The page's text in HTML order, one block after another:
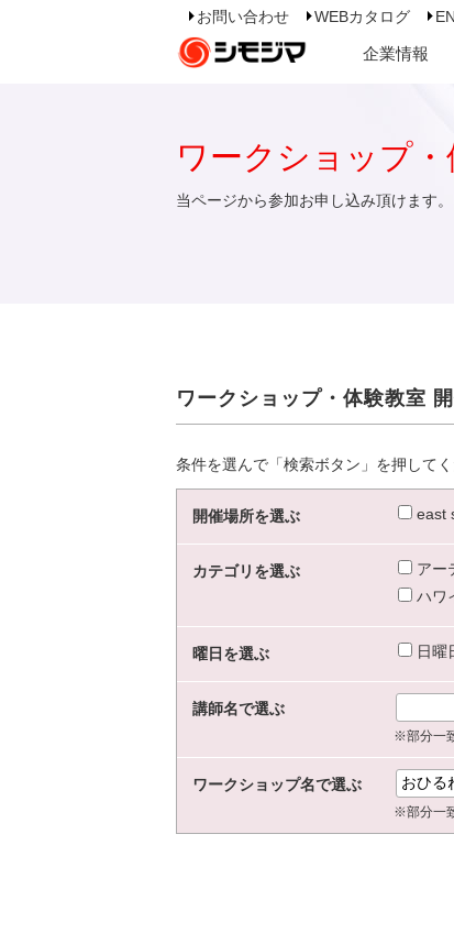
お問い合わせ WEBカタログ
企業情報
ワークショップ・
当ページから参加お申し込み頂けます。
ワークショップ・体験教室
条件を選んで「検索ボタン」を押して
開催場所を選ぶ east
カテゴリを選ぶ アー
ハワ
曜日を選ぶ 日曜
講師名で選ぶ
※部分一
ワークショップ名で選ぶ
※部分一